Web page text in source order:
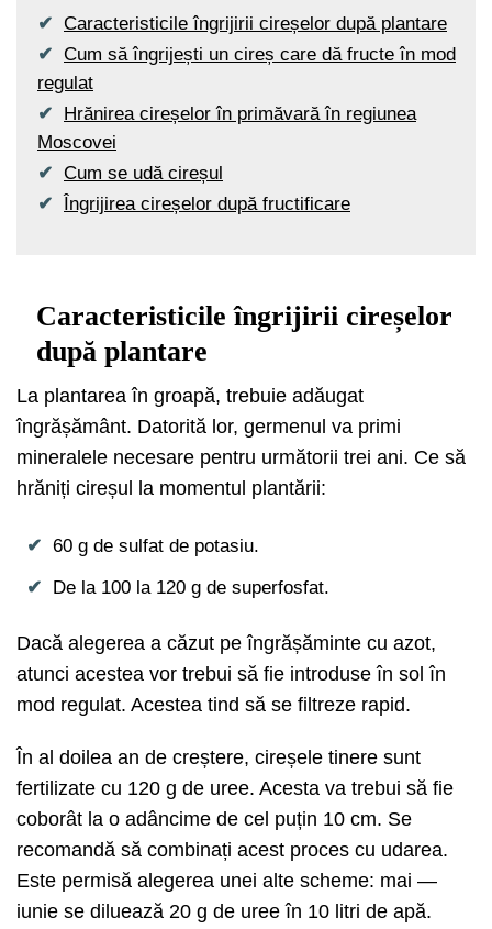
Caracteristicile îngrijirii cireșelor după plantare
Cum să îngrijești un cireș care dă fructe în mod
regulat
Hrănirea cireșelor în primăvară în regiunea
Moscovei
Cum se udă cireșul
Îngrijirea cireșelor după fructificare
Caracteristicile îngrijirii cireșelor
după plantare
La plantarea în groapă, trebuie adăugat
îngrășământ. Datorită lor, germenul va primi
mineralele necesare pentru următorii trei ani. Ce să
hrăniți cireșul la momentul plantării:
60 g de sulfat de potasiu.
De la 100 la 120 g de superfosfat.
Dacă alegerea a căzut pe îngrășăminte cu azot,
atunci acestea vor trebui să fie introduse în sol în
mod regulat. Acestea tind să se filtreze rapid.
În al doilea an de creștere, cireșele tinere sunt
fertilizate cu 120 g de uree. Acesta va trebui să fie
coborât la o adâncime de cel puțin 10 cm. Se
recomandă să combinați acest proces cu udarea.
Este permisă alegerea unei alte scheme: mai —
iunie se diluează 20 g de uree în 10 litri de apă.